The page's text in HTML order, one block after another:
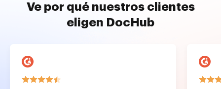
Ve por qué nuestros clientes
eligen DocHub